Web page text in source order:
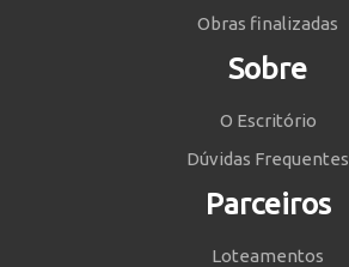
Obras finalizadas
Sobre
O Escritório
Dúvidas Frequentes
Parceiros
Loteamentos